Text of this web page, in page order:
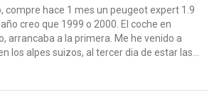
compre hace 1 mes un peugeot expert 1.9
creo que 1999 o 2000. El coche en
arrancaba a la primera. Me he venido a
los alpes suizos, al tercer dia de estar las...